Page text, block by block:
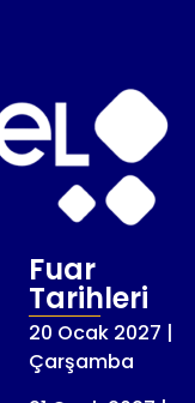
Fuar
Tarihleri
20 Ocak 2027 |
Çarşamba